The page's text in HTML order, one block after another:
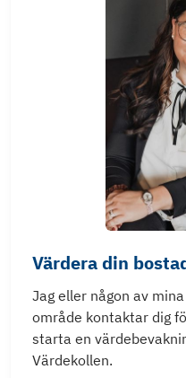
Värdera din
Jag eller någon av
område kontaktar dig
starta en
Värdekollen.